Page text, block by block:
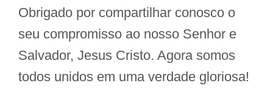
Obrigado por compartilhar conosco o
seu compromisso ao nosso Senhor e
Salvador, Jesus Cristo. Agora somos
todos unidos em uma verdade gloriosa!